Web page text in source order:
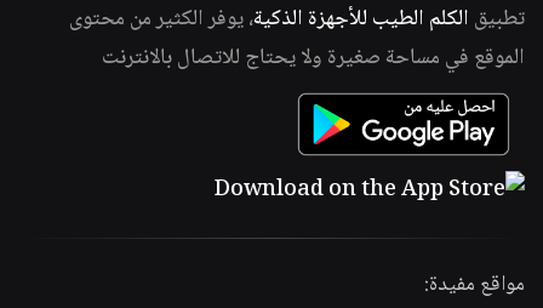
تطبيق الكلم الطيب للأجهزة الذكية، يوفر الكثير من محتوى
الموقع في مساحة صغيرة ولا يحتاج للاتصال بالانترنت
مواقع مفيدة: